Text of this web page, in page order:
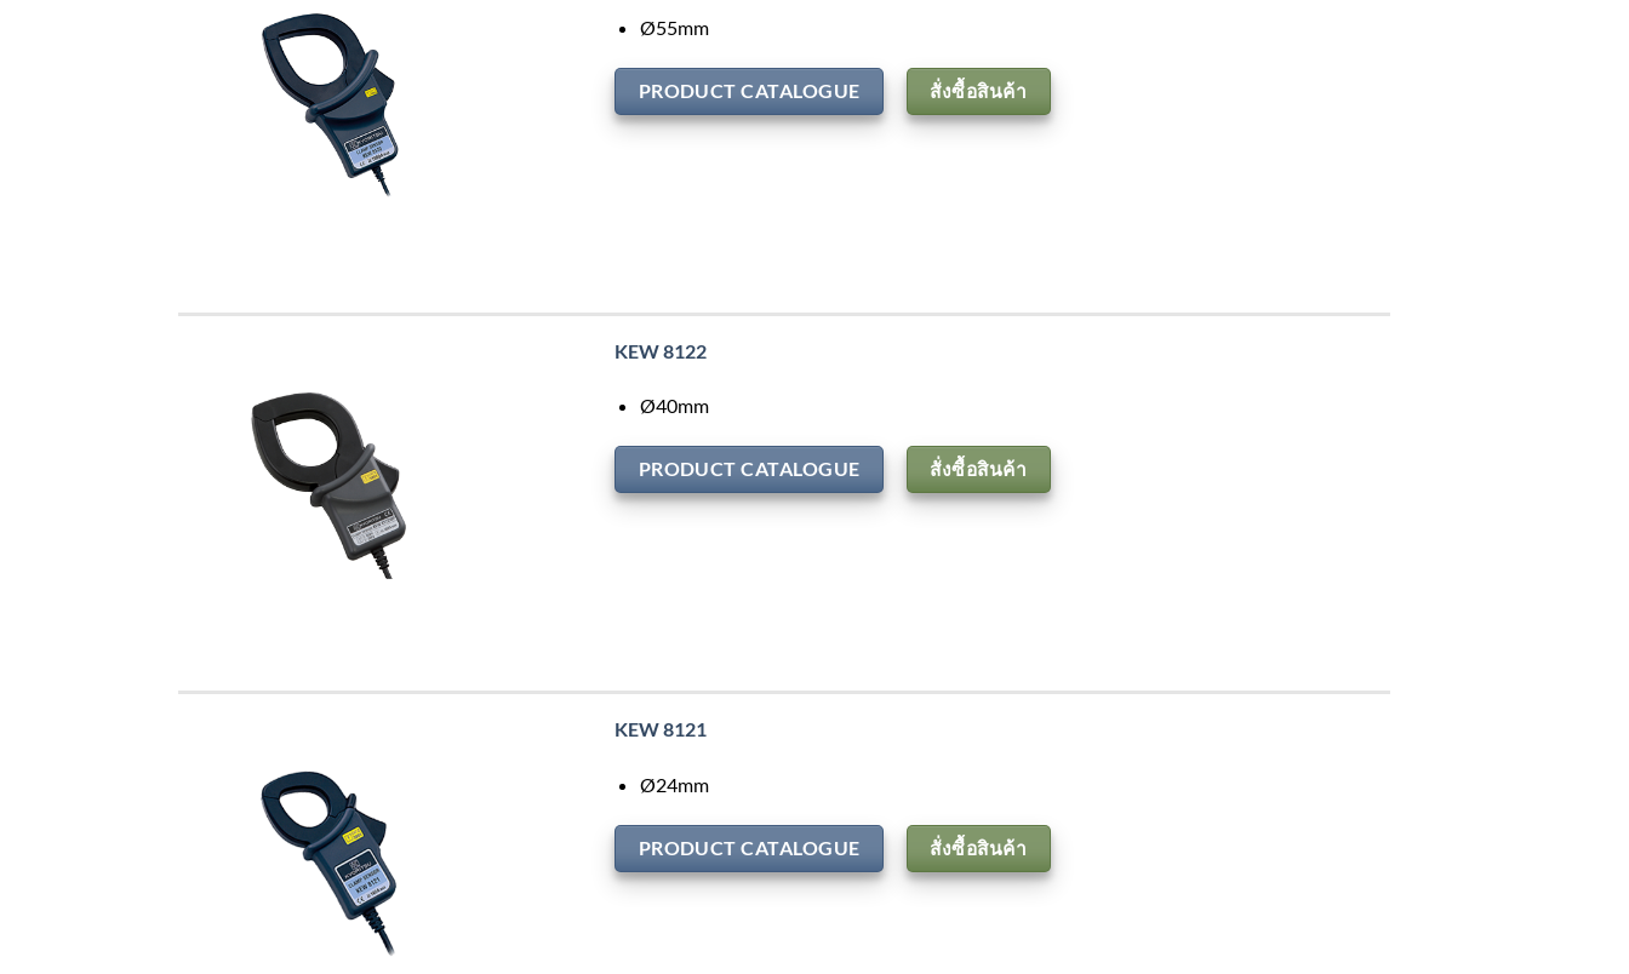
Ø55mm
PRODUCT CATALOGUE สั่งซื้อสินค้า
KEW 8122
Ø40mm
PRODUCT CATALOGUE สั่งซื้อสินค้า
KEW 8121
Ø24mm
PRODUCT CATALOGUE สั่งซื้อสินค้า